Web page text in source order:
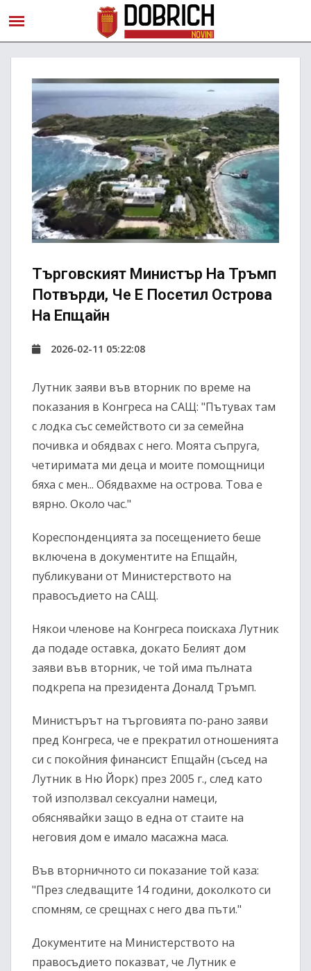
Търговският Министър На Тръмп
Потвърди, Че Е Посетил Острова
На Епщайн
2026-02-11 05:22:08
Лутник заяви във вторник по време на
показания в Конгреса на САЩ: "Пътувах там
с лодка със семейството си за семейна
почивка и обядвах с него. Моята съпруга,
четиримата ми деца и моите помощници
бяха с мен... Обядвахме на острова. Това е
вярно. Около час."
Кореспонденцията за посещението беше
включена в документите на Епщайн,
публикувани от Министерството на
правосъдието на САЩ.
Някои членове на Конгреса поискаха Лутник
да подаде оставка, докато Белият дом
заяви във вторник, че той има пълната
подкрепа на президента Доналд Тръмп.
Министърът на търговията по-рано заяви
пред Конгреса, че е прекратил отношенията
си с покойния финансист Епщайн (съсед на
Лутник в Ню Йорк) през 2005 г., след като
той използвал сексуални намеци,
обяснявайки защо в една от стаите на
неговия дом е имало масажна маса.
Във вторничното си показание той каза:
"През следващите 14 години, доколкото си
спомням, се срещнах с него два пъти."
Документите на Министерството на
правосъдието показват, че Лутник е